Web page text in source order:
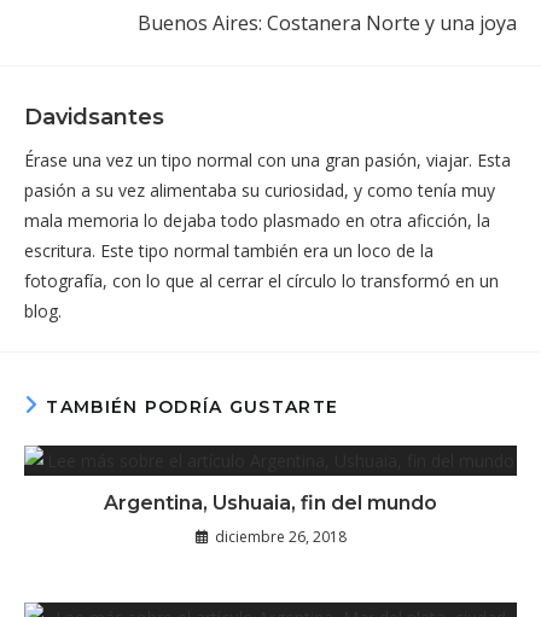
Buenos Aires: Costanera Norte y una joya
Davidsantes
Érase una vez un tipo normal con una gran pasión, viajar. Esta
pasión a su vez alimentaba su curiosidad, y como tenía muy
mala memoria lo dejaba todo plasmado en otra aficción, la
escritura. Este tipo normal también era un loco de la
fotografía, con lo que al cerrar el círculo lo transformó en un
blog.
TAMBIÉN PODRÍA GUSTARTE
Argentina, Ushuaia, fin del mundo
diciembre 26, 2018